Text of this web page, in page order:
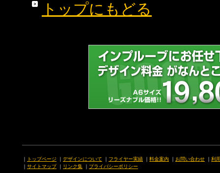
トップにもどる
｜ トップページ ｜ デザインについて ｜ フライヤー実績 ｜ 料金案内 ｜ お問い合わせ ｜ 利
｜ サイトマップ｜ リンク集 ｜ プライバシーポリシー